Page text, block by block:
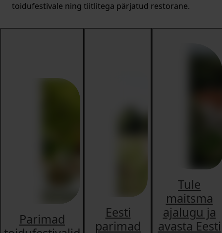
toidufestivale ning tiitlitega pärjatud restorane.
Parimad
Eesti
parimad
Tule
maitsma
ajalugu ja
avasta Eesti